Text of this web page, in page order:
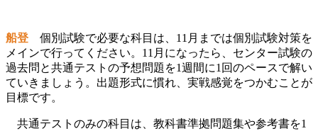
船登 個別試験で必要な科目は、11月までは個別試験対策を
メインで行ってください。11月になったら、センター試験の
過去問と共通テストの予想問題を1週間に1回のペースで解い
ていきましょう。 出題形式に慣れ、実戦感覚をつかむことが
目標です。
共通テストのみの科目は、教科書準拠問題集や参考書を1